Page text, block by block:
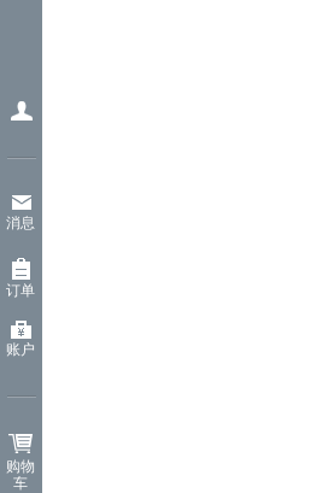
消息
订单
账户
购物
车